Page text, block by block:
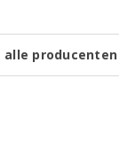
alle producenten